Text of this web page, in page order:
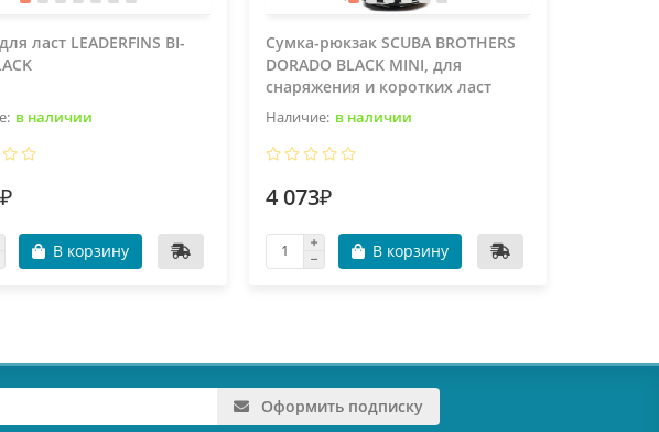
ласт LEADERFINS BI-
в наличии
В корзину
Сумка-рюкзак SCUBA BROTHERS
DORADO BLACK MINI, для
снаряжения и коротких ласт
в наличии
4 073₽
В корзину
Оформить подписку